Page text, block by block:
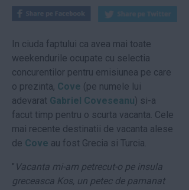
In ciuda faptului ca avea mai toate
weekendurile ocupate cu selectia
concurentilor pentru emisiunea pe care
o prezinta, Cove (pe numele lui
adevarat Gabriel Coveseanu) si-a
facut timp pentru o scurta vacanta. Cele
mai recente destinatii de vacanta alese
de Cove au fost Grecia si Turcia.
" Vacanta mi-am petrecut-o pe insula
greceasca Kos, un petec de pamanat